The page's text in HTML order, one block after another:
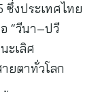
ซึ่งประเทศไทย
“วีนา–ปวี
ะเลิศ
ยตาทั่วโลก